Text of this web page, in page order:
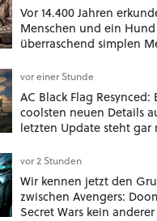
Vor 14.400 Jahren
Menschen und ein
überraschend simplen
Spuren für die Ewigkeit
vor einer Stunde
AC Black Flag Resynced:
coolsten neuen Details
letzten Update steht gar
vor 2 Stunden
Wir kennen jetzt den
zwischen Avengers:
Secret Wars kein